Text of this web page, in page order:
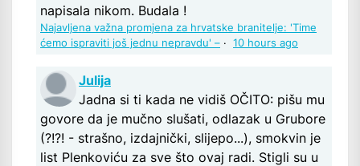
napisala nikom. Budala !
Najavljena važna promjena za hrvatske branitelje: 'Time
ćemo ispraviti još jednu nepravdu' – · 10 hours ago
Julija
Jadna si ti kada ne vidiš OČITO: pišu mu
govore da je mučno slušati, odlazak u Grubore
(?!?! - strašno, izdajnički, slijepo...), smokvin je
list Plenkoviću za sve što ovaj radi. Stigli su u